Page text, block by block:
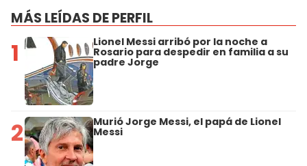
MÁS LEÍDAS DE PERFIL
1 Lionel Messi arribó por la noche a
Rosario para despedir en familia a su
padre Jorge
2 Murió Jorge Messi, el papá de Lionel
Messi